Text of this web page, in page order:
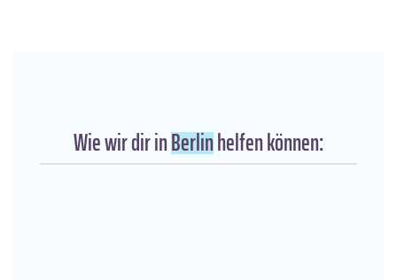
Wie wir dir inBerlinhelfen können: